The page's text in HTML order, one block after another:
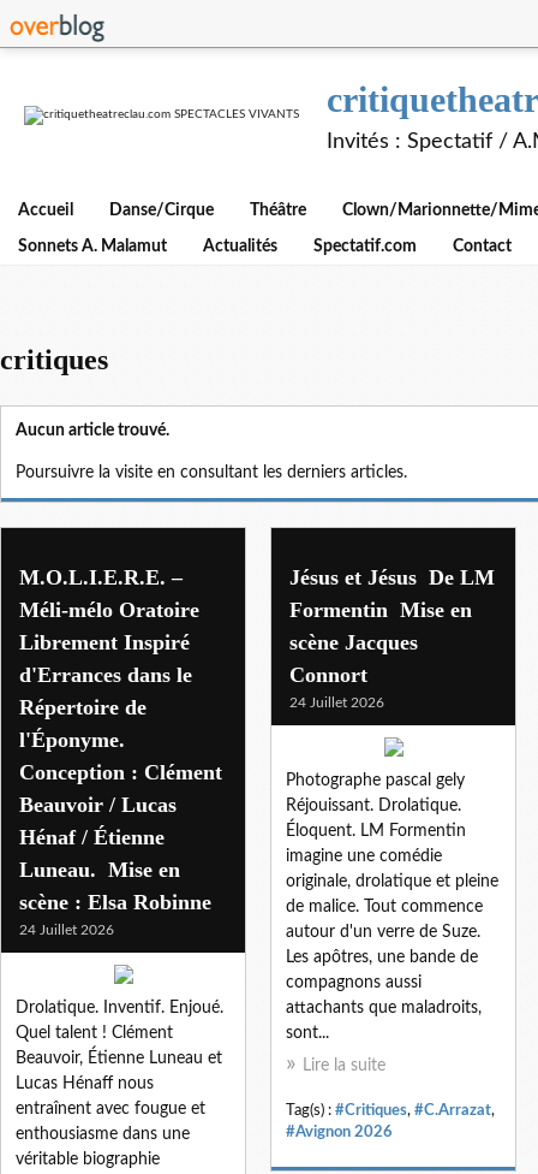
Invités : Spectatif /
Accueil Danse/Cirque Théâtre Clown/Marionnette/
Sonnets A. Malamut Actualités Spectatif.com Contact
critiques
Aucun article trouvé.
Poursuivre la visite en consultant les derniers articles.
M.O.L.I.E.R.E. –
Méli-mélo Oratoire
Librement Inspiré
d'Errances dans le
Répertoire de
l'Éponyme.
Conception : Clément
Beauvoir / Lucas
Hénaf / Étienne
Luneau. Mise en
scène : Elsa Robinne
24 Juillet 2026
Drolatique. Inventif. Enjoué.
Quel talent ! Clément
Beauvoir, Étienne Luneau et
Lucas Hénaff nous
entraînent avec fougue et
enthousiasme dans une
véritable biographie
Jésus et Jésus De LM
Formentin Mise en
scène Jacques
Connort
24 Juillet 2026
Photographe pascal gely
Réjouissant. Drolatique.
Éloquent. LM Formentin
imagine une comédie
originale, drolatique et pleine
de malice. Tout commence
autour d'un verre de Suze.
Les apôtres, une bande de
compagnons aussi
attachants que maladroits,
sont...
Lire la suite
Tag(s) : #Critiques, #C.Arrazat,
#Avignon 2026